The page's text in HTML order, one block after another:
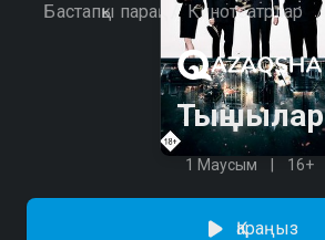
Бастапқы парақ / Кинотеатрлар /
Тыңшылар
1 Маусым 16+
Қараңыз